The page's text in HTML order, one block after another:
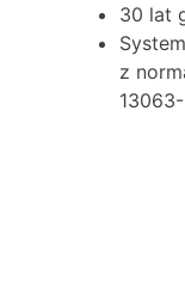
30 lat
z